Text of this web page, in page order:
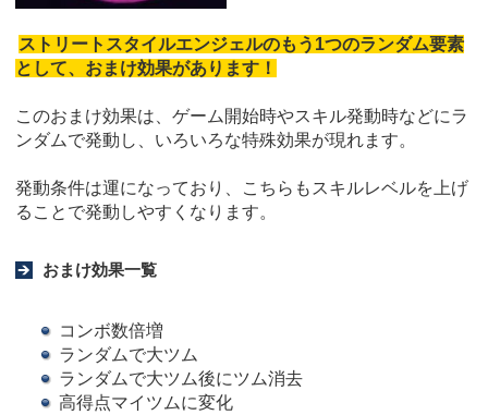
ストリートスタイルエンジェルのもう1つのランダム要素
として、おまけ効果があります！
このおまけ効果は、ゲーム開始時やスキル発動時などにラ
ンダムで発動し、いろいろな特殊効果が現れます。
発動条件は運になっており、こちらもスキルレベルを上げ
ることで発動しやすくなります。
おまけ効果一覧
コンボ数倍増
ランダムで大ツム
ランダムで大ツム後にツム消去
高得点マイツムに変化